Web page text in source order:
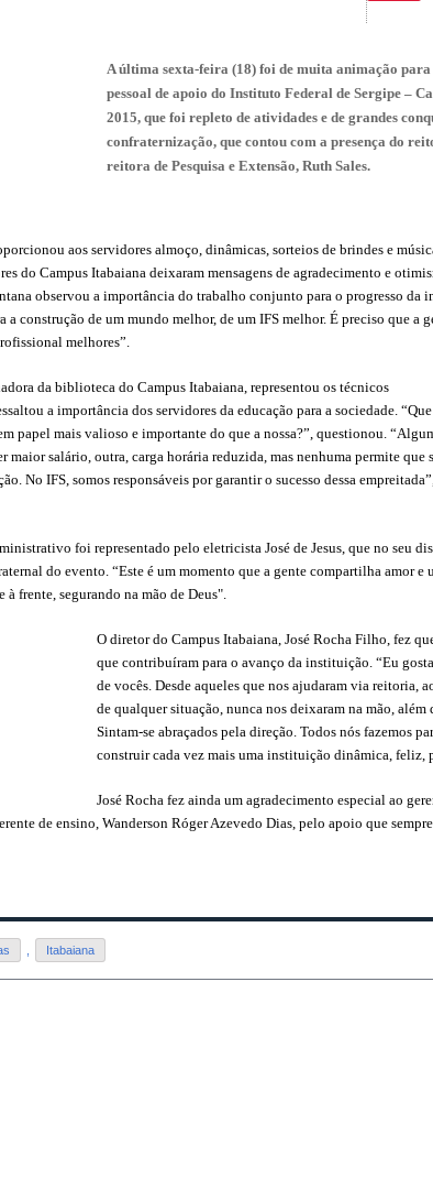
A última sexta-feira (18) foi de muita animação
pessoal de apoio do Instituto Federal de Sergipe –
2015, que foi repleto de atividades e de grandes
confraternização, que contou com a presença do
reitora de Pesquisa e Extensão, Ruth Sales.
aos servidores almoço, dinâmicas, sorteios de brindes e
do Campus Itabaiana deixaram mensagens de agradecimento e
observou a importância do trabalho conjunto para o progresso
a construção de um mundo melhor, de um IFS melhor. É preciso que a
melhores”.
da biblioteca do Campus Itabaiana, representou os técnicos
a importância dos servidores da educação para a sociedade.
papel mais valioso e importante do que a nossa?”, questionou.
maior salário, outra, carga horária reduzida, mas nenhuma permite que
No IFS, somos responsáveis por garantir o sucesso dessa
foi representado pelo eletricista José de Jesus, que no seu
do evento. “Este é um momento que a gente compartilha amor e
à frente, segurando na mão de Deus".
O diretor do Campus Itabaiana, José Rocha Filho, fez
que contribuíram para o avanço da instituição. “Eu
de vocês. Desde aqueles que nos ajudaram via reitoria,
de qualquer situação, nunca nos deixaram na mão,
Sintam-se abraçados pela direção. Todos nós fazemos
construir cada vez mais uma instituição dinâmica, feliz,
José Rocha fez ainda um agradecimento especial ao
de ensino, Wanderson Róger Azevedo Dias, pelo apoio que
Itabaiana